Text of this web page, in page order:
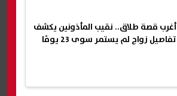
أغرب قصة طلاق.. نقيب المأذونين يكشف
تفاصيل زواج لم يستمر سوى 23 يومًا